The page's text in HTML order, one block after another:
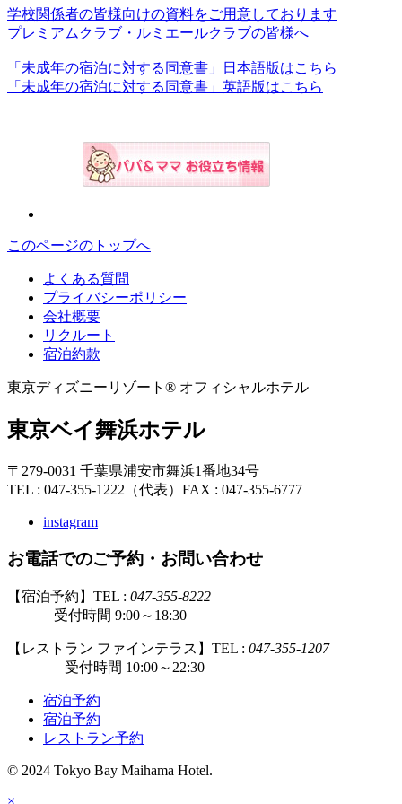
学校関係者の皆様向けの資料をご用意しております
プレミアムクラブ・ルミエールクラブの皆様へ
「未成年の宿泊に対する同意書」日本語版はこちら
「未成年の宿泊に対する同意書」英語版はこちら
このページのトップへ
よくある質問
プライバシーポリシー
会社概要
リクルート
宿泊約款
東京ディズニーリゾート® オフィシャルホテル
東京ベイ舞浜ホテル
〒279-0031 千葉県浦安市舞浜1番地34号
TEL : 047-355-1222（代表） FAX : 047-355-6777
instagram
お電話でのご予約・お問い合わせ
【宿泊予約】TEL : 047-355-8222
受付時間 9:00～18:30
【レストラン ファインテラス】TEL : 047-355-1207
受付時間 10:00～22:30
宿泊予約
宿泊予約
レストラン予約
© 2024 Tokyo Bay Maihama Hotel.
×